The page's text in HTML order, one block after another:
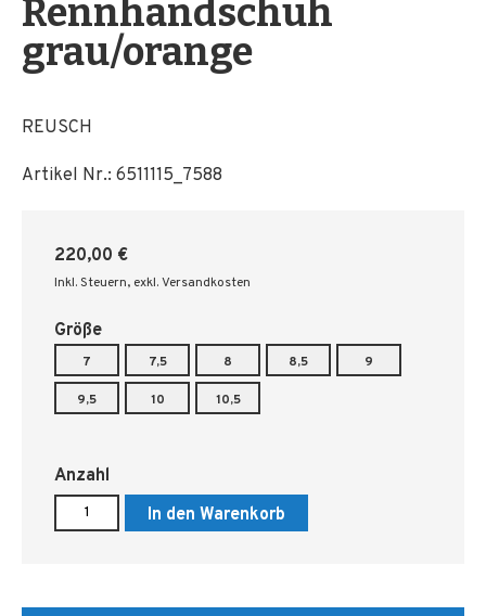
Rennhandschuh
grau/orange
REUSCH
Artikel Nr.: 6511115_7588
220,00 €
Inkl. Steuern, exkl. Versandkosten
Größe
7 7,5 8 8,5 9
9,5 10 10,5
Anzahl
In den Warenkorb